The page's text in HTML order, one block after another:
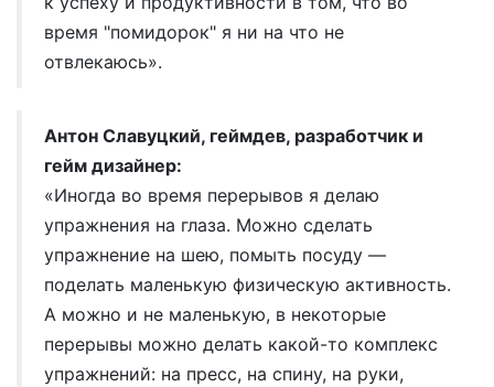
время "помидорок" я ни на что не
отвлекаюсь».
Антон Славуцкий, геймдев, разработчик и
гейм дизайнер:
«Иногда во время перерывов я делаю
упражнения на глаза. Можно сделать
упражнение на шею, помыть посуду —
поделать маленькую физическую активность.
А можно и не маленькую, в некоторые
перерывы можно делать какой-то комплекс
упражнений: на пресс, на спину, на руки,